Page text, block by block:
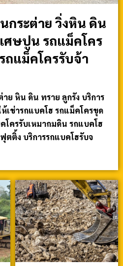
กระต่าย วิ่งหิน ดิน
ศษปูน รถแม็คโคร
ถแม็คโครรับจ้า
ย หิน ดิน ทราย ลูกรัง บริการ
เช่ารถแบคโฮ รถแม็คโครขุด
โครรับเหมาถมดิน รถแบคโฮ
ตติ้ง บริการรถแบคโฮรับจ